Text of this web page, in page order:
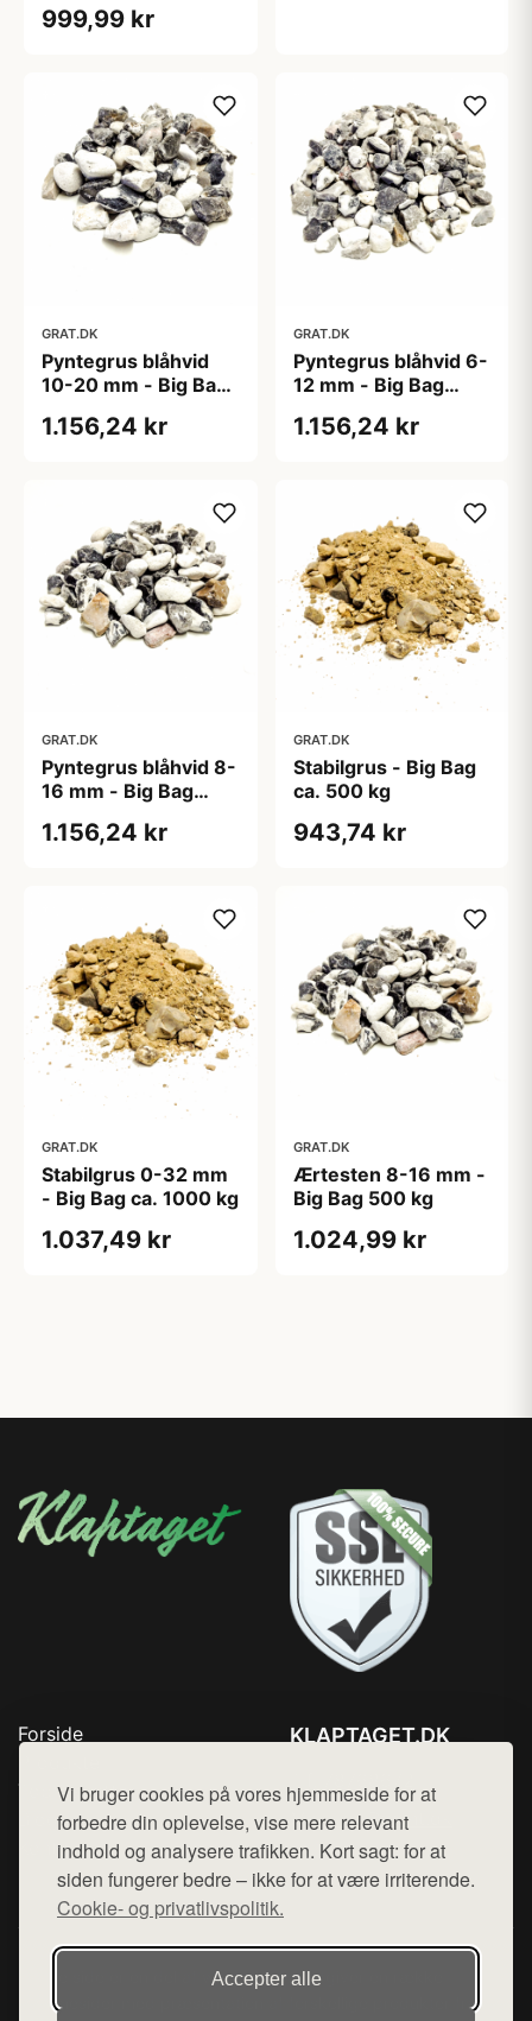
Vi bruger cookies på vores hjemmeside for at
forbedre din oplevelse, vise mere relevant
indhold og analysere trafikken. Kort sagt: for at
siden fungerer bedre – ikke for at være irriterende.
Cookie- og privatlivspolitik.
Accepter alle
999,99 kr
GRAT.DK
Pyntegrus blåhvid
10-20 mm - Big Bag
1.156,24 kr
GRAT.DK
Pyntegrus blåhvid 6-
12 mm - Big Bag
1.156,24 kr
GRAT.DK
Pyntegrus blåhvid 8-
16 mm - Big Bag
1.156,24 kr
GRAT.DK
Stabilgrus - Big Bag
ca. 500 kg
943,74 kr
GRAT.DK
Stabilgrus 0-32 mm
- Big Bag ca. 1000 kg
1.037,49 kr
GRAT.DK
Ærtesten 8-16 mm -
Big Bag 500 kg
1.024,99 kr
Forside
Top Rabatter
Blog
Kontakt
KLAPTAGET.DK
Mail: hej@want.dk
Cookie- og privatlivspolitik
Denne side er en del af want.dk, der udgiver en række
hjemmesider med præsentation af forskellige produkter fra